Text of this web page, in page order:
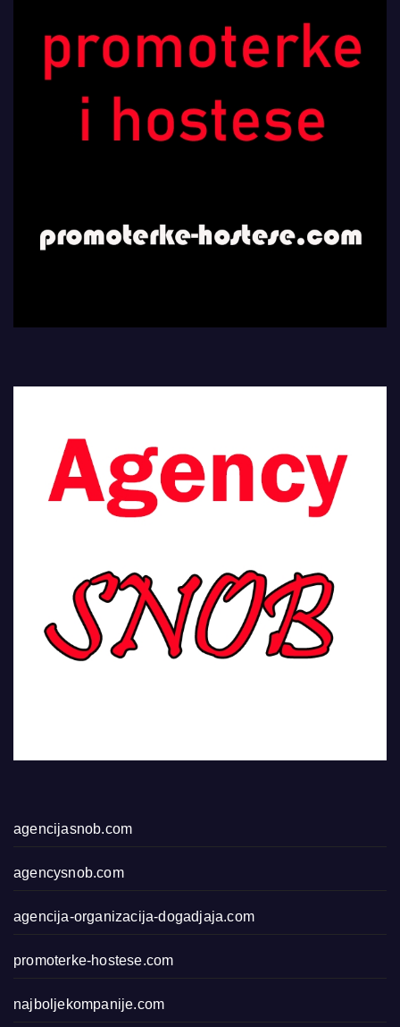
agencijasnob.com
agencysnob.com
agencija-organizacija-dogadjaja.com
promoterke-hostese.com
najboljekompanije.com